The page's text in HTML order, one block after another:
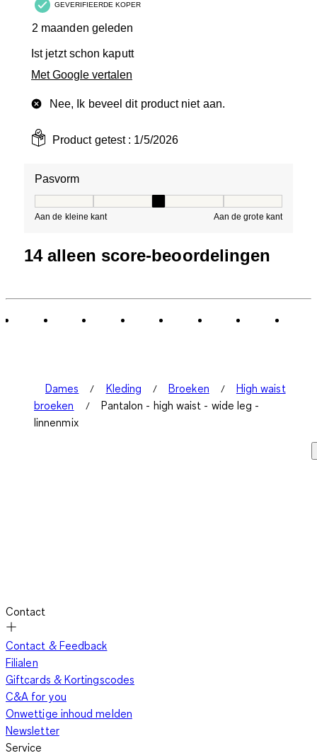
GEVERIFIEERDE KOPER
2 maanden geleden
Ist jetzt schon kaputt
Met Google vertalen
Nee, Ik beveel dit product niet aan.
Product getest : 1/5/2026
Pasvorm
Aan de kleine kant Aan de grote kant
14 alleen score-beoordelingen
Dames Kleding Broeken
High waist
broeken
Pantalon - high waist - wide leg -
linnenmix
Contact
Contact & Feedback
Filialen
Giftcards & Kortingscodes
C&A for you
Onwettige inhoud melden
Newsletter
Service